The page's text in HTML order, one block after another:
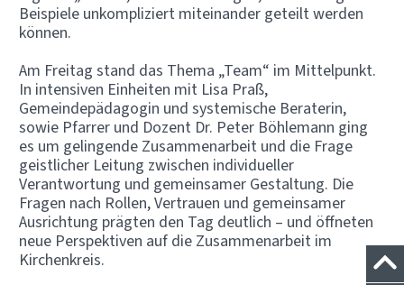
Beispiele unkompliziert miteinander geteilt werden
können.
Am Freitag stand das Thema „Team“ im Mittelpunkt.
In intensiven Einheiten mit Lisa Praß,
Gemeindepädagogin und systemische Beraterin,
sowie Pfarrer und Dozent Dr. Peter Böhlemann ging
es um gelingende Zusammenarbeit und die Frage
geistlicher Leitung zwischen individueller
Verantwortung und gemeinsamer Gestaltung. Die
Fragen nach Rollen, Vertrauen und gemeinsamer
Ausrichtung prägten den Tag deutlich – und öffneten
neue Perspektiven auf die Zusammenarbeit im
Kirchenkreis.